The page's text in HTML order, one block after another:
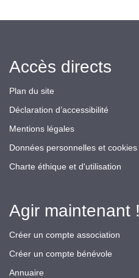
Accès directs
Plan du site
Déclaration d’accessibilité
Mentions légales
Données personnelles et cookies
Charte éthique et d'utilisation
Agir maintenant !
Créer un compte association
Créer un compte bénévole
Annuaire